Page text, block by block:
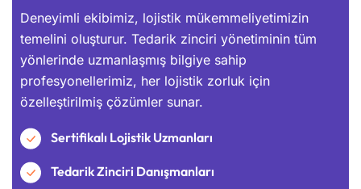
Deneyimli ekibimiz, lojistik mükemmeliyetimizin
temelini oluşturur. Tedarik zinciri yönetiminin tüm
yönlerinde uzmanlaşmış bilgiye sahip
profesyonellerimiz, her lojistik zorluk için
özelleştirilmiş çözümler sunar.
Sertifikalı Lojistik Uzmanları
Tedarik Zinciri Danışmanları